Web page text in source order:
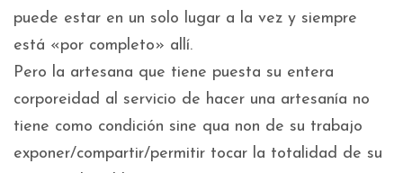
puede estar en un solo lugar a la vez y siempre
está «por completo» allí.
Pero la artesana que tiene puesta su entera
corporeidad al servicio de hacer una artesanía no
tiene como condición sine qua non de su trabajo
exponer/compartir/permitir tocar la totalidad de su